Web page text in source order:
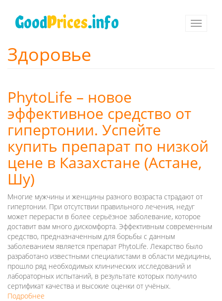
основному
GoodPrices.info
Toggle
Здоровье
PhytoLife – новое
эффективное средство от
гипертонии. Успейте
купить препарат по низкой
цене в Казахстане (Астане,
Шу)
Многие мужчины и женщины разного возраста страдают от
гипертонии. При отсутствии правильного лечения, недуг
может перерасти в более серьёзное заболевание, которое
доставит вам много дискомфорта. Эффективным современным
средство, предназначенным для борьбы с данным
заболеванием является препарат PhytoLife. Лекарство было
разработано известными специалистами в области медицины,
прошло ряд необходимых клинических исследований и
лабораторных испытаний, в результате которых получило
сертификат качества и высокие оценки от учёных.
Подробнее